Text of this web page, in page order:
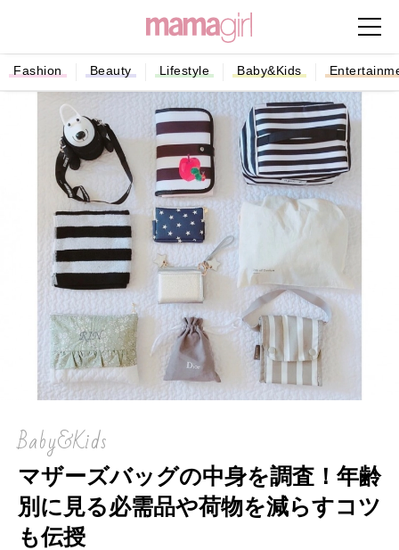
Fashion Beauty Lifestyle Baby&Kids
Baby&Kids
マザーズバッグの中身を調査！年齢
別に見る必需品や荷物を減らすコツ
も伝授